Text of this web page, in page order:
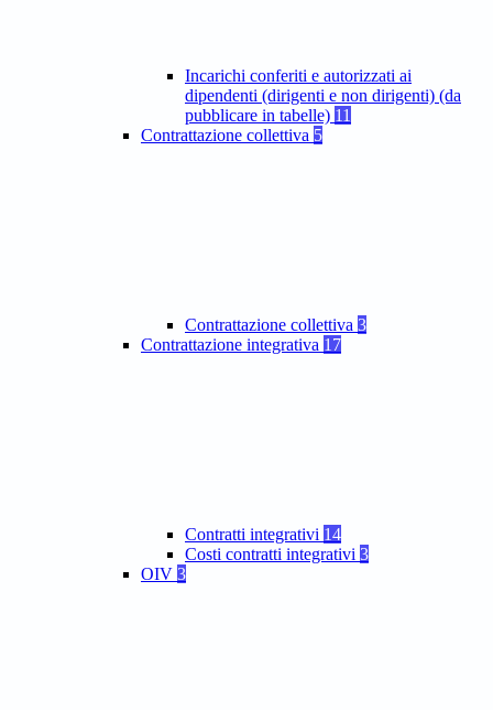
Incarichi conferiti e autorizzati ai
dipendenti (dirigenti e non dirigenti) (da
pubblicare in tabelle) 11
Contrattazione collettiva 5
Contrattazione collettiva 3
Contrattazione integrativa 17
Contratti integrativi 14
Costi contratti integrativi 3
OIV 3